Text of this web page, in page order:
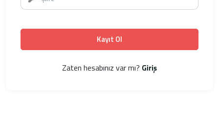
Kayıt Ol
Zaten hesabınız var mı? Giriş